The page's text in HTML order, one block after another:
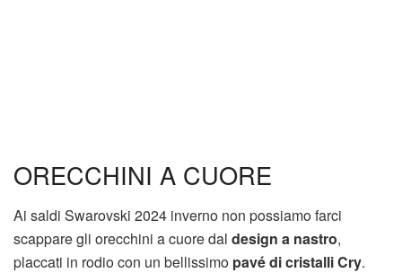
ORECCHINI A CUORE
Ai saldi Swarovski 2024 inverno non possiamo farci
scappare gli orecchini a cuore dal design a nastro,
placcati in rodio con un bellissimo pavé di cristalli Cry.